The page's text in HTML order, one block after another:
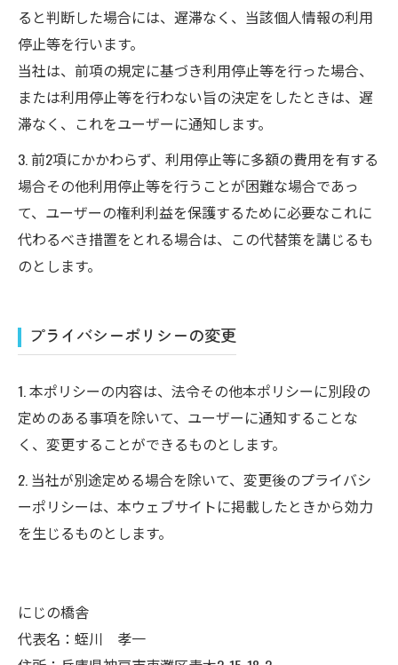
ると判断した場合には、遅滞なく、当該個人情報の利用
停止等を行います。
当社は、前項の規定に基づき利用停止等を行った場合、
または利用停止等を行わない旨の決定をしたときは、遅
滞なく、これをユーザーに通知します。
3. 前2項にかかわらず、利用停止等に多額の費用を有する
場合その他利用停止等を行うことが困難な場合であっ
て、ユーザーの権利利益を保護するために必要なこれに
代わるべき措置をとれる場合は、この代替策を講じるも
のとします。
プライバシーポリシーの変更
1. 本ポリシーの内容は、法令その他本ポリシーに別段の
定めのある事項を除いて、ユーザーに通知することな
く、変更することができるものとします。
2. 当社が別途定める場合を除いて、変更後のプライバシ
ーポリシーは、本ウェブサイトに掲載したときから効力
を生じるものとします。
にじの橋舎
代表名：蛭川 孝一